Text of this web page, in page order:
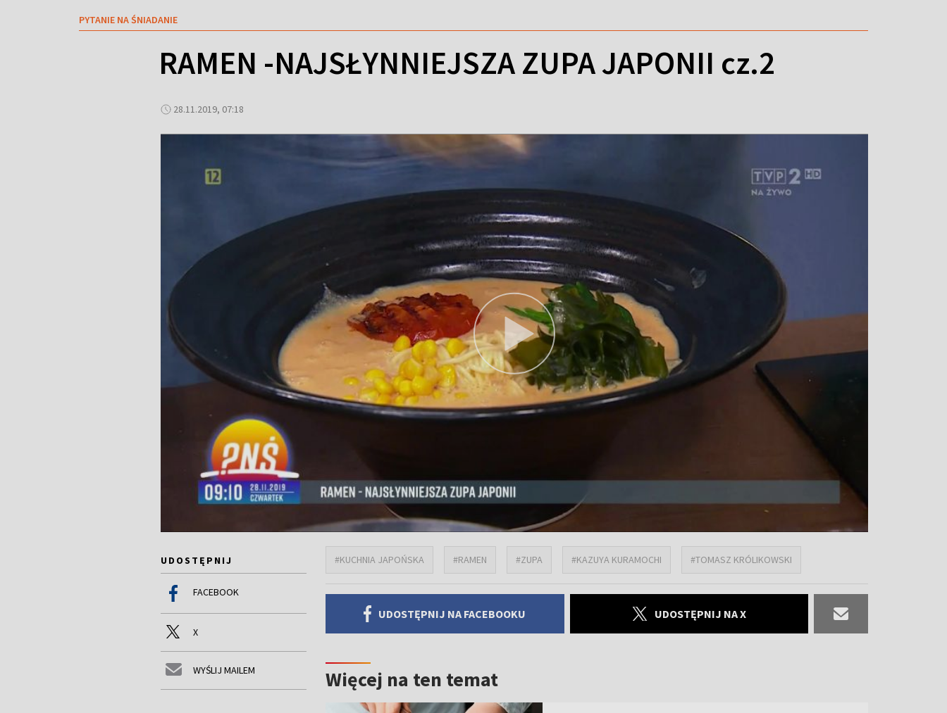
PYTANIE NA ŚNIADANIE
RAMEN -NAJSŁYNNIEJSZA ZUPA JAPONII cz.2
28.11.2019, 07:18
UDOSTĘPNIJ
FACEBOOK
X
WYŚLIJ MAILEM
#KUCHNIA JAPOŃSKA #RAMEN #ZUPA #KAZUYA KURAMOCHI #TOMASZ KRÓLIKOWSKI
UDOSTĘPNIJ NA FACEBOOKU UDOSTĘPNIJ NA X
Więcej na ten temat